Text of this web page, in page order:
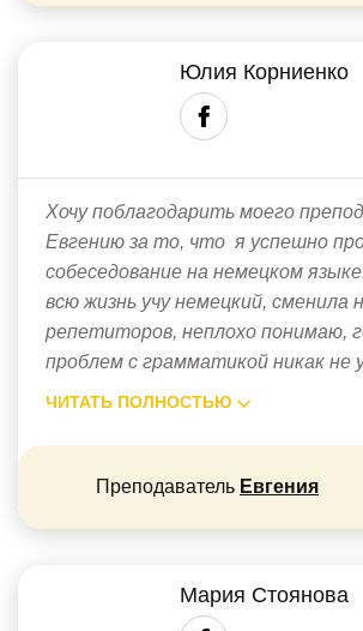
Юлия Корниенко
Хочу поблагодарить моего
Евгению за то, что я успешно
собеседование на немецком
всю жизнь учу немецкий, сменила
репетиторов, неплохо понимаю,
проблем с грамматикой никак не
ЧИТАТЬ ПОЛНОСТЬЮ
Преподаватель Евгения
Мария Стоянова